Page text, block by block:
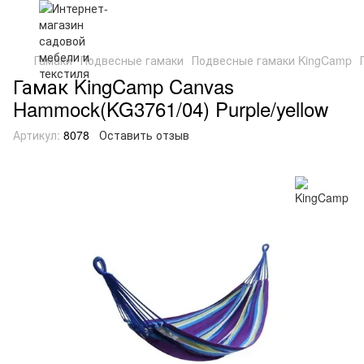
Гамаки Подвесные гамаки Подвесные гамаки KingCamp
Гамак KingCamp Canvas
Hammock(KG3761/04) Purple/yellow
Артикул: 8078 Оставить отзыв